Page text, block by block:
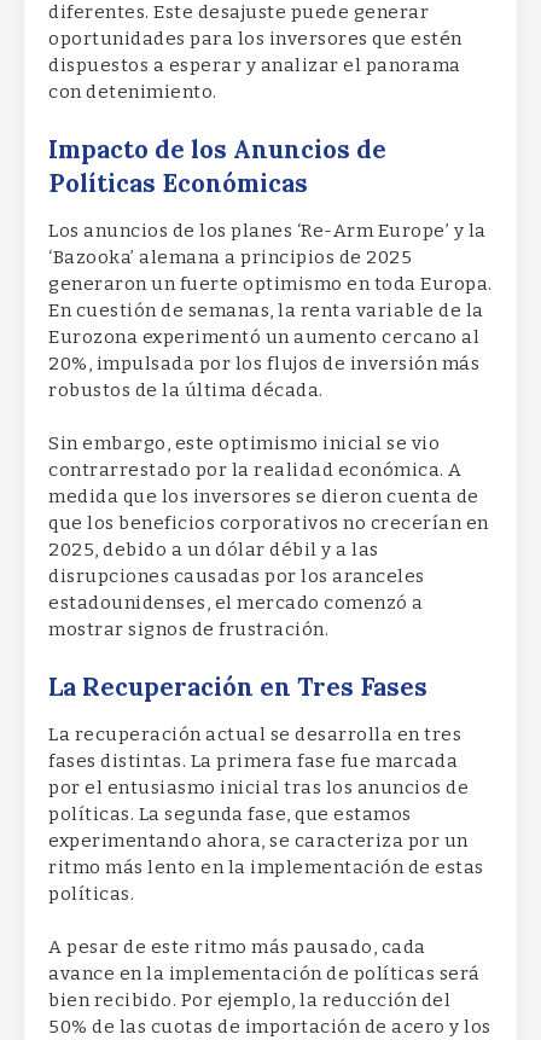
diferentes. Este desajuste puede generar
oportunidades para los inversores que estén
dispuestos a esperar y analizar el panorama
con detenimiento.
Impacto de los Anuncios de
Políticas Económicas
Los anuncios de los planes ‘Re-Arm Europe’ y la
‘Bazooka’ alemana a principios de 2025
generaron un fuerte optimismo en toda Europa.
En cuestión de semanas, la renta variable de la
Eurozona experimentó un aumento cercano al
20%, impulsada por los flujos de inversión más
robustos de la última década.
Sin embargo, este optimismo inicial se vio
contrarrestado por la realidad económica. A
medida que los inversores se dieron cuenta de
que los beneficios corporativos no crecerían en
2025, debido a un dólar débil y a las
disrupciones causadas por los aranceles
estadounidenses, el mercado comenzó a
mostrar signos de frustración.
La Recuperación en Tres Fases
La recuperación actual se desarrolla en tres
fases distintas. La primera fase fue marcada
por el entusiasmo inicial tras los anuncios de
políticas. La segunda fase, que estamos
experimentando ahora, se caracteriza por un
ritmo más lento en la implementación de estas
políticas.
A pesar de este ritmo más pausado, cada
avance en la implementación de políticas será
bien recibido. Por ejemplo, la reducción del
50% de las cuotas de importación de acero y los